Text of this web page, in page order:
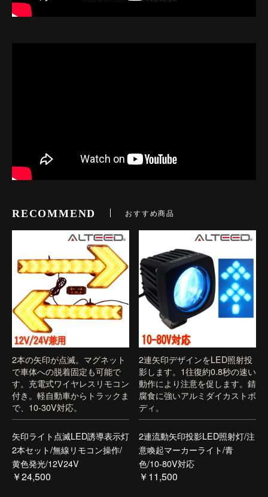
RECOMMEND おすすめ商品
2本の矢印が点滅。マグネット
で車体への脱着固定も可能で
す。充電式ワイヤレスリモコン
付き。軽自動車からトラックま
で、10-30V対応。
矢印ライト点滅LED誘導表示灯
2本セット/無線リモコン操作/
黄色発光/12V24V
￥24,500
2連矢印デザインをLED照射投
影します。1往復約0.8秒の速い
動作により注意を促します。錆
腐食に強いアルミダイカストボ
ディ。
2連流動矢印投影LED照射灯/注
意喚起マーカーライト/青
色/10-80V対応
￥11,500